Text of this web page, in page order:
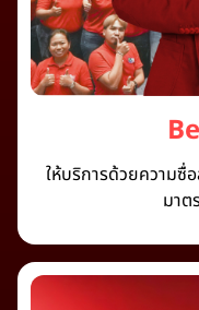
ให้บริการด้วยความซื่
มาต